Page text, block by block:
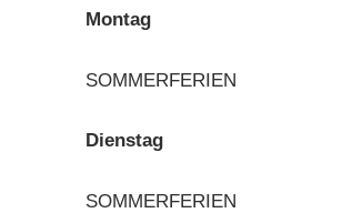
Montag
SOMMERFERIEN
Dienstag
SOMMERFERIEN